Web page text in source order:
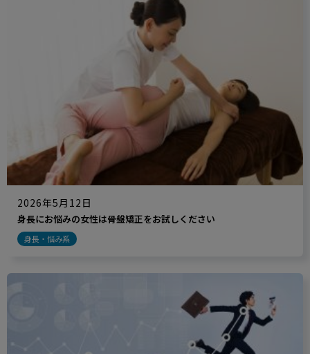
2026年5月12日
身長にお悩みの女性は骨盤矯正をお試しください
身長・悩み系